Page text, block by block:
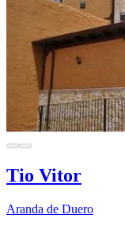
Tio Vitor
Aranda de Duero